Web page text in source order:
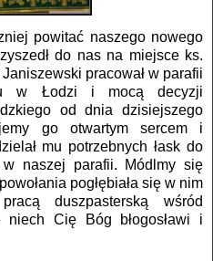
powitać naszego nowego
do nas na miejsce ks.
pracował w parafii
w Łodzi i mocą decyzji
od dnia dzisiejszego
go otwartym sercem i
mu potrzebnych łask do
w naszej parafii. Módlmy się
pogłębiała się w nim
duszpasterską wśród
Cię Bóg błogosławi i